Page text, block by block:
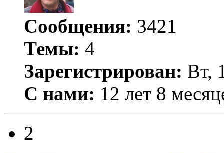
Сообщения: 3421
Темы: 4
Зарегистрирован: Вт,
С нами: 12 лет 8
2